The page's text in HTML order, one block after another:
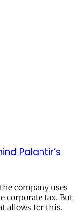
Palantir’s
company uses
corporate tax. But
allows for this.